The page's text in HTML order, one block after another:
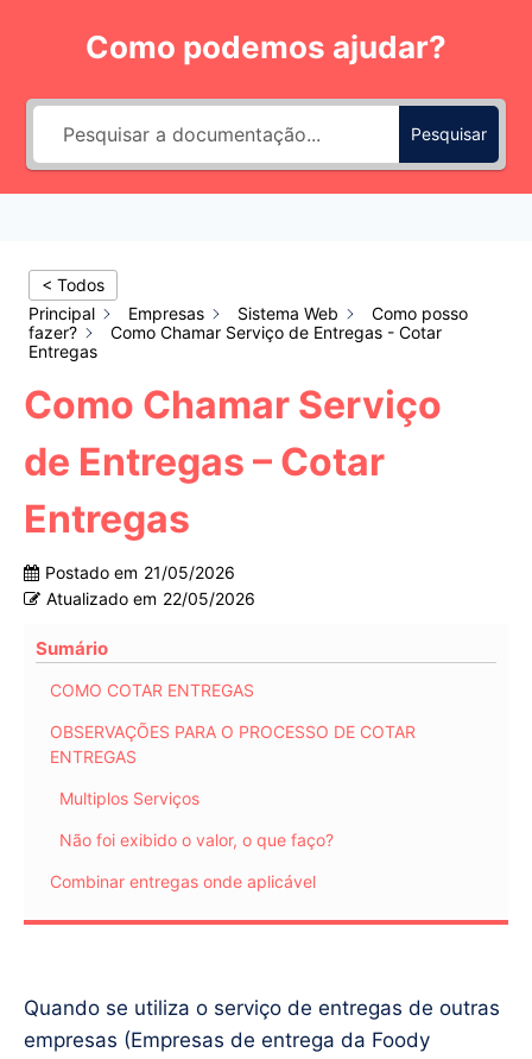
Conteúdo
Como podemos ajudar?
Pesquisar
< Todos
Principal
Empresas Sistema Web
Como posso
fazer?
Como Chamar Serviço de Entregas - Cotar
Entregas
Como Chamar Serviço
de Entregas – Cotar
Entregas
Postado em 21/05/2026
Atualizado em 22/05/2026
Sumário
COMO COTAR ENTREGAS
OBSERVAÇÕES PARA O PROCESSO DE COTAR
ENTREGAS
Multiplos Serviços
Não foi exibido o valor, o que faço?
Combinar entregas onde aplicável
Quando se utiliza o serviço de entregas de outras
empresas (Empresas de entrega da Foody